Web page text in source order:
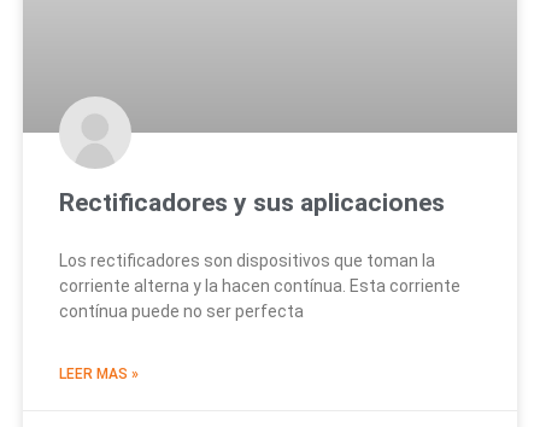
Rectificadores y sus aplicaciones
Los rectificadores son dispositivos que toman la
corriente alterna y la hacen contínua. Esta corriente
contínua puede no ser perfecta
LEER MAS »